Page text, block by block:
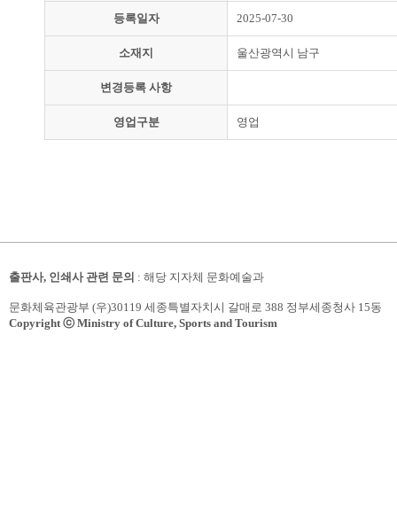
등록일자 2025-07-30
소재지 울산광역시 남구
변경등록 사항
영업구분 영업
출판사, 인쇄사 관련 문의 : 해당 지자체 문화예술과
문화체육관광부 (우)30119 세종특별자치시 갈매로 388 정부세종청사 15동
Copyright ⓒ Ministry of Culture, Sports and Tourism